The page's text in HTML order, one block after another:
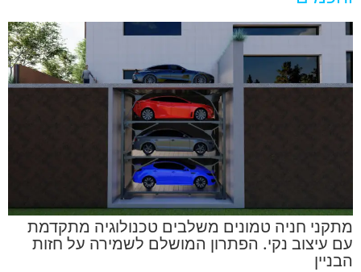
מתקני חניה טמונים משלבים טכנולוגיה מתקדמת
עם עיצוב נקי. הפתרון המושלם לשמירה על חזות
הבניין